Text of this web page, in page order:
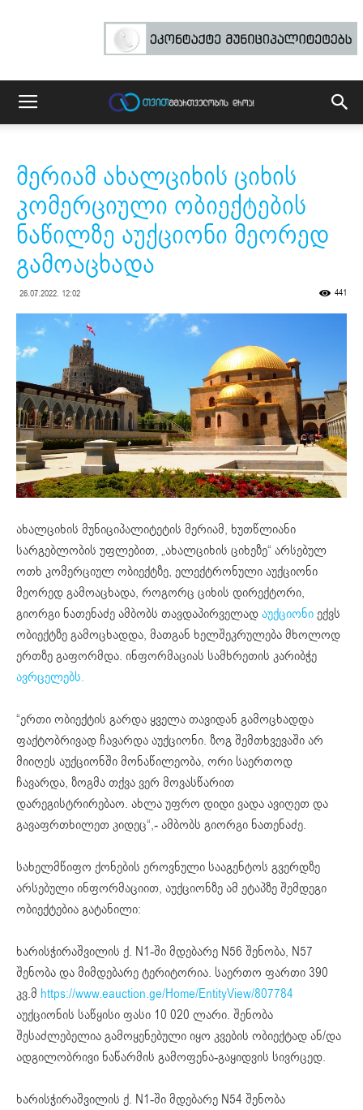
მერიამ ახალციხის ციხის
კომერციული ობიექტების
ნაწილზე აუქციონი მეორედ
გამოაცხადა
26.07.2022. 12:02 441
ახალციხის მუნიციპალიტეტის მერიამ, ხუთწლიანი
სარგებლობის უფლებით, „ახალციხის ციხეზე“ არსებულ
ოთხ კომერციულ ობიექტზე, ელექტრონული აუქციონი
მეორედ გამოაცხადა, როგორც ციხის დირექტორი,
გიორგი ნათენაძე ამბობს თავდაპირველადაუქციონიექვს
ობიექტზე გამოცხადდა, მათგან ხელშეკრულება მხოლოდ
ერთზე გაფორმდა. ინფორმაციას სამხრეთის კარიბჭე
ავრცელებს.
“ერთი ობიექტის გარდა ყველა თავიდან გამოცხადდა
ფაქტობრივად ჩავარდა აუქციონი. ზოგ შემთხვევაში არ
მიიღეს აუქციონში მონაწილეობა, ორი საერთოდ
ჩავარდა, ზოგმა თქვა ვერ მოვასწარით
დარეგისტრირებაო. ახლა უფრო დიდი ვადა ავიღეთ და
გავაფრთხილეთ კიდეც“,- ამბობს გიორგი ნათენაძე.
სახელმწიფო ქონების ეროვნული სააგენტოს გვერდზე
არსებული ინფორმაციით, აუქციონზე ამ ეტაპზე შემდეგი
ობიექტებია გატანილი:
ხარისჭირაშვილის ქ. N1-ში მდებარე N56 შენობა, N57
შენობა და მიმდებარე ტერიტორია. საერთო ფართი 390
კვ.მ https://www.eauction.ge/Home/EntityView/807784
აუქციონის საწყისი ფასი 10 020 ლარი. შენობა
შესაძლებელია გამოყენებული იყო კვების ობიექტად ან/და
ადგილობრივი ნაწარმის გამოფენა-გაყიდვის სივრცედ.
ხარისჭირაშვილის ქ. N1-ში მდებარე N54 შენობა